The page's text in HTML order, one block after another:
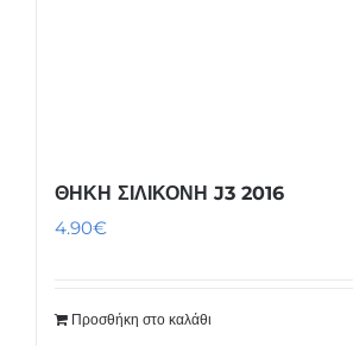
ΘΗΚΗ ΣΙΛΙΚΟΝΗ J3 2016
4.90€
Προσθήκη στο καλάθι